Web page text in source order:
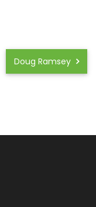
Doug Ramsey